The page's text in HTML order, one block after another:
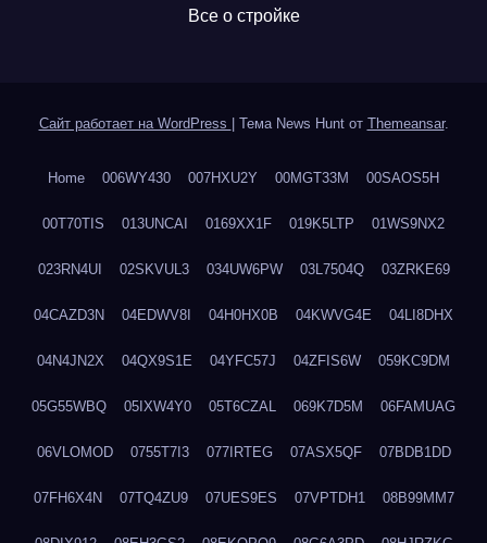
Все о стройке
Сайт работает на WordPress | Тема News Hunt от Themeansar.
Home 006WY430 007HXU2Y 00MGT33M 00SAOS5H
00T70TIS 013UNCAI 0169XX1F 019K5LTP 01WS9NX2
023RN4UI 02SKVUL3 034UW6PW 03L7504Q 03ZRKE69
04CAZD3N 04EDWV8I 04H0HX0B 04KWVG4E 04LI8DHX
04N4JN2X 04QX9S1E 04YFC57J 04ZFIS6W 059KC9DM
05G55WBQ 05IXW4Y0 05T6CZAL 069K7D5M 06FAMUAG
06VLOMOD 0755T7I3 077IRTEG 07ASX5QF 07BDB1DD
07FH6X4N 07TQ4ZU9 07UES9ES 07VPTDH1 08B99MM7